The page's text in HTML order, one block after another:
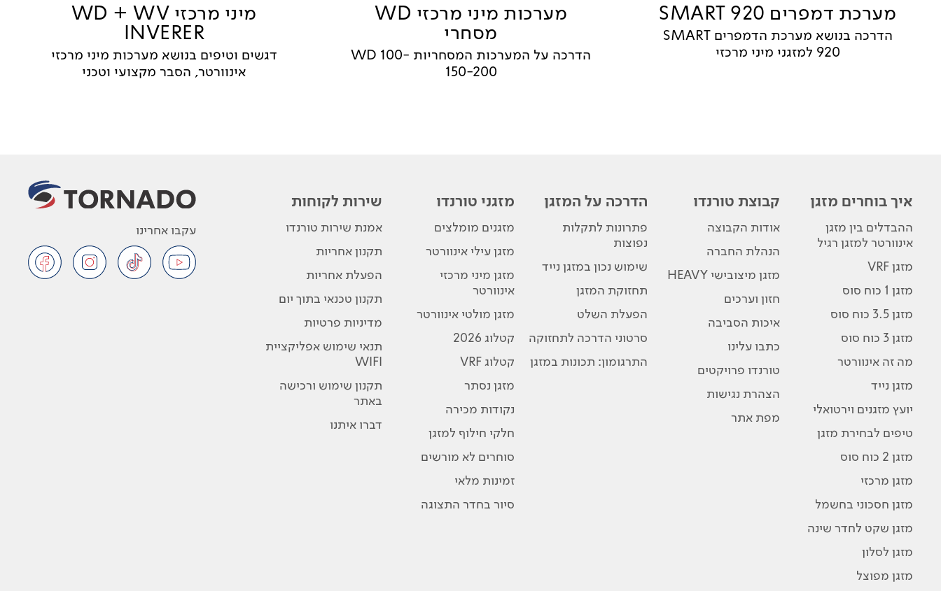
מערכת דמפרים SMART 920
הדרכה בנושא מערכת הדמפרים SMART
920 למזגני מיני מרכזי
מערכות מיני מרכזי WD
מסחרי
הדרכה על המערכות המסחריות WD 100-
150-200
מיני מרכזי WD + WV
INVERER
דגשים וטיפים בנושא מערכות מיני מרכזי
אינוורטר, הסבר מקצועי וטכני
איך בוחרים מזגן
ההבדלים בין מזגן
אינוורטר למזגן רגיל
מזגן VRF
מזגן 1 כוח סוס
מזגן 3.5 כוח סוס
מזגן 3 כוח סוס
מה זה אינוורטר
מזגן נייד
יועץ מזגנים וירטואלי
טיפים לבחירת מזגן
מזגן 2 כוח סוס
מזגן מרכזי
מזגן חסכוני בחשמל
מזגן שקט לחדר שינה
מזגן לסלון
מזגן מפוצל
קבוצת טורנדו
אודות הקבוצה
הנהלת החברה
מזגן מיצובישי HEAVY
חזון וערכים
איכות הסביבה
כתבו עלינו
טורנדו פרויקטים
הצהרת נגישות
מפת אתר
הדרכה על המזגן
פתרונות לתקלות
נפוצות
שימוש נכון במזגן נייד
תחזוקת המזגן
הפעלת השלט
סרטוני הדרכה לתחזוקה
התרגומון: תכונות במזגן
מזגני טורנדו
מזגנים מומלצים
מזגן עילי אינוורטר
מזגן מיני מרכזי
אינוורטר
מזגן מולטי אינוורטר
קטלוג 2026
קטלוג VRF
מזגן נסתר
נקודות מכירה
חלקי חילוף למזגן
סוחרים לא מורשים
זמינות מלאי
סיור בחדר התצוגה
שירות לקוחות
אמנת שירות טורנדו
תקנון אחריות
הפעלת אחריות
תקנון טכנאי בתוך יום
מדיניות פרטיות
תנאי שימוש אפליקציית
WIFI
תקנון שימוש ורכישה
באתר
דברו איתנו
עקבו אחרינו